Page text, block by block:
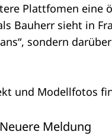
Plattfomen eine
Bauherr sieht in
sondern
und Modellfotos
Neuere Meldung